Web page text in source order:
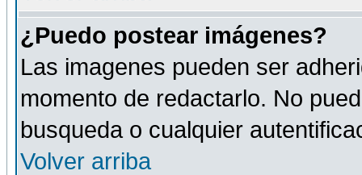
¿Puedo postear imágenes?
Las imagenes pueden ser
momento de redactarlo. No
busqueda o cualquier
Volver arriba